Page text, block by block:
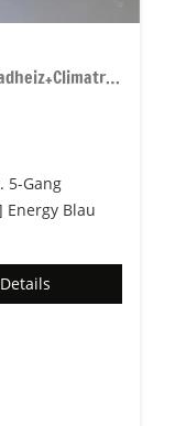
Selection 95PS GV4+Sitzheiz+Lenkradheiz+Climatronic+Sunset+AppConnect+PDC
5-Gang
Energy Blau
Details